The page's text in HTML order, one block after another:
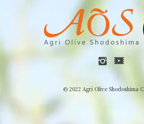
© 2022 Agri Olive Shodoshima